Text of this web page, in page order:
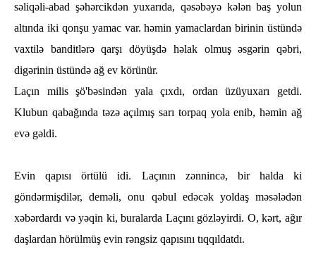
sәliqәli-abad şәһәrcikdәn yuxarıda, qәsәbәyә kәlәn baş yolun
altında iki qonşu yamac var. һәmin yamaclardan birinin üstündә
vaxtilә banditlәrә qarşı döyüşdә һәlak olmuş әsgәrin qәbri,
digәrinin üstündә ağ ev körünür.
Laçın milis şö'bәsindәn yala çıxdı, ordan üzüyuxarı getdi.
Klubun qabağında tәzә açılmış sarı torpaq yola enib, һәmin ağ
evә gәldi.
Evin qapısı örtülü idi. Laçının zәnnincә, bir һalda ki
göndәrmişdilәr, demәli, onu qәbul edәcәk yoldaş mәsәlәdәn
xәbәrdardı vә yәqin ki, buralarda Laçını gözlәyirdi. O, kәrt, ağır
daşlardan һörülmüş evin rәngsiz qapısını tıqqıldatdı.